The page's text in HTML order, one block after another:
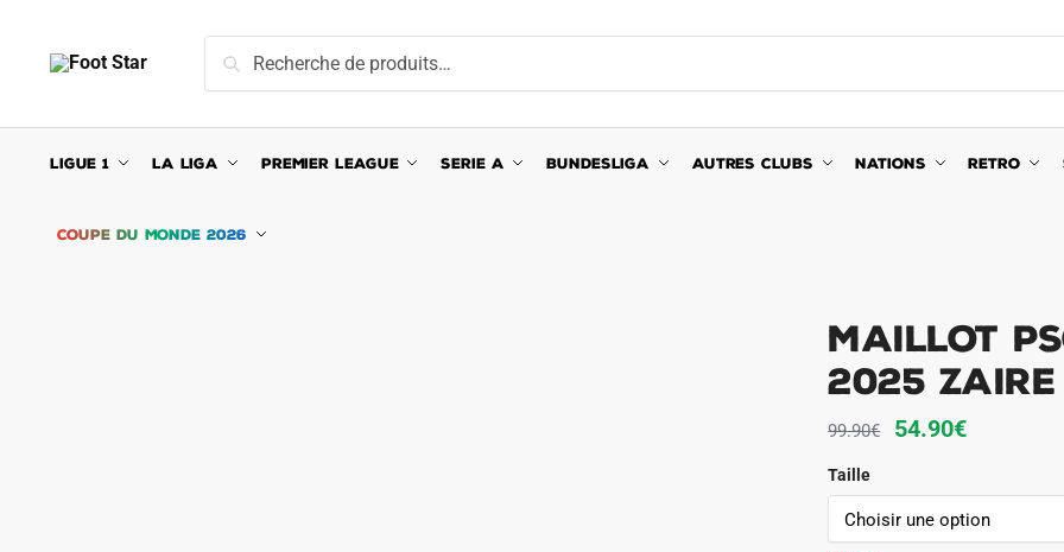
navigation
content
pour :
Recherche
LIGUE 1 LA LIGA PREMIER LEAGUE SERIE A BUNDESLIGA AUTRES CLUBS NATIONS RETRO
COUPE DU MONDE 2026
Maillot
2025
99.90€
Le
initial
était :
54.90€Le
actuel
est :
Taille